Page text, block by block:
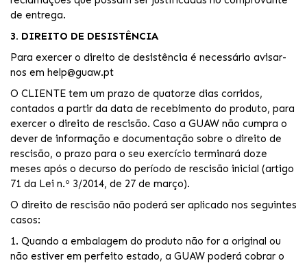
de entrega.
3. DIREITO DE DESISTÊNCIA
Para exercer o direito de desistência é necessário avisar-
nos em help@guaw.pt
O CLIENTE tem um prazo de quatorze dias corridos,
contados a partir da data de recebimento do produto, para
exercer o direito de rescisão. Caso a GUAW não cumpra o
dever de informação e documentação sobre o direito de
rescisão, o prazo para o seu exercício terminará doze
meses após o decurso do período de rescisão inicial (artigo
71 da Lei n.º 3/2014, de 27 de março).
O direito de rescisão não poderá ser aplicado nos seguintes
casos:
1. Quando a embalagem do produto não for a original ou
não estiver em perfeito estado, a GUAW poderá cobrar o